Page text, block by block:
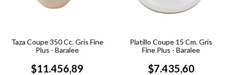
Taza Coupe 350 Cc. Gris Fine
Plus - Baralee
$11.456,89
Platillo Coupe 15 Cm. Gris
Fine Plus - Baralee
$7.435,60